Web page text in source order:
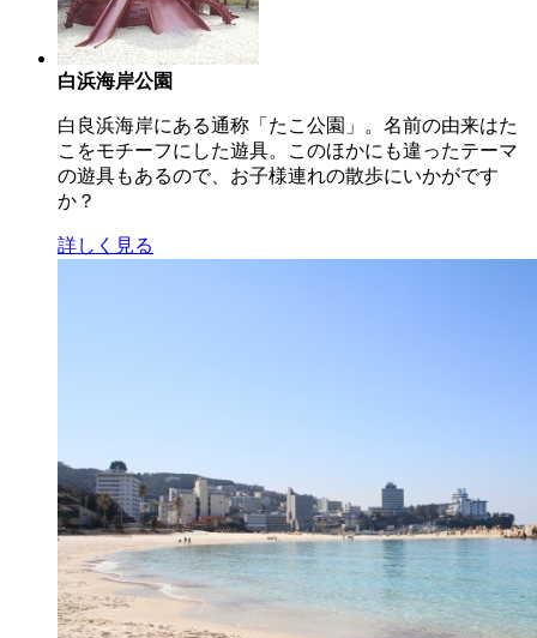
白浜海岸公園
白良浜海岸にある通称「たこ公園」。名前の由来はた
こをモチーフにした遊具。このほかにも違ったテーマ
の遊具もあるので、お子様連れの散歩にいかがです
か？
詳しく見る